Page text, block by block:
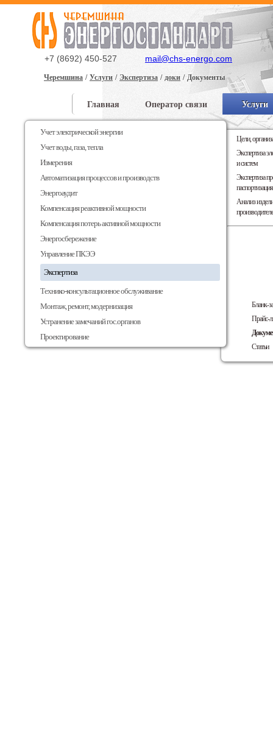
+7 (8692) 450-527 mail@chs-energo.com
Главная Оператор связи Услуги
Черемшина Услуги Экспертиза доки Документы
Учет электрической энергии
Учет воды, газа, тепла
Измерения
Автоматизация процессов и производств
Энергоаудит
Компенсация реактивной мощности
Компенсация потерь активной мощности
Энергосбережение
Управление ПКЭЭ
Экспертиза
Технико-консультационное обслуживание
Монтаж, ремонт, модернизация
Устранение замечаний гос.органов
Проектирование
Цели,
Экспертиза
и систем
Экспертиза
паспортизация
Анализ
Бланк-
Прайс-
Статьи